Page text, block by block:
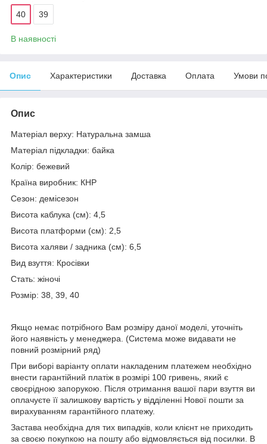
40 39
В наявності
Опис Характеристики Доставка Оплата Умови
Опис
Матеріал верху: Натуральна замша
Матеріал підкладки: байка
Колір: бежевий
Країна виробник: КНР
Сезон: демісезон
Висота каблука (см): 4,5
Висота платформи (см): 2,5
Висота халяви / задника (см): 6,5
Вид взуття: Кросівки
Стать: жіночі
Розмір: 38, 39, 40
Якщо немає потрібного Вам розміру даної моделі, уточніть
його наявність у менеджера. (Система може видавати не
повний розмірний ряд)
При виборі варіанту оплати накладеним платежем необхідно
внести гарантійний платіж в розмірі 100 гривень, який є
своєрідною запорукою. Після отримання вашої пари взуття ви
оплачуєте її залишкову вартість у відділенні Нової пошти за
вирахуванням гарантійного платежу.
Застава необхідна для тих випадків, коли клієнт не приходить
за своєю покупкою на пошту або відмовляється від посилки. В